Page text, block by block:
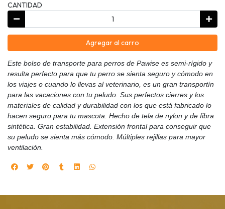
CANTIDAD
Agregar al carro
Este bolso de transporte para perros de Pawise es semi-rígido y
resulta perfecto para que tu perro se sienta seguro y cómodo en
los viajes o cuando lo llevas al veterinario, es un gran transportín
para las vacaciones con tu peludo. Sus perfectos cierres y los
materiales de calidad y durabilidad con los que está fabricado lo
hacen seguro para tu mascota. Hecho de tela de nylon y de fibra
sintética. Gran estabilidad. Extensión frontal para conseguir que
su peludo se sienta más cómodo. Múltiples rejillas para mayor
ventilación.